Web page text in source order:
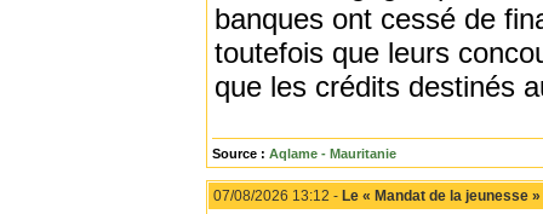
banques ont cessé de
toutefois que leurs
que les crédits destinés
Source : Aqlame - Mauritanie
07/08/2026 13:12 - Le « Mandat de la jeunesse